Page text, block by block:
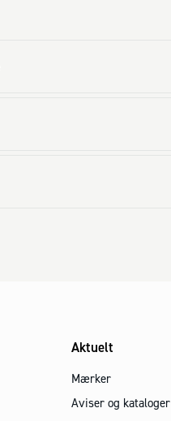
Aktuelt
Mærker
Aviser og kataloger